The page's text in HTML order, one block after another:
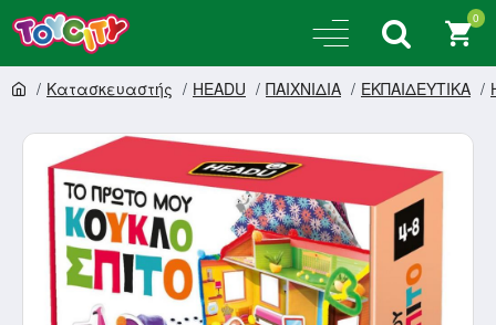
0
Κατασκευαστής HEADU ΠΑΙΧΝΙΔΙΑ ΕΚΠΑΙΔΕΥΤΙΚΑ